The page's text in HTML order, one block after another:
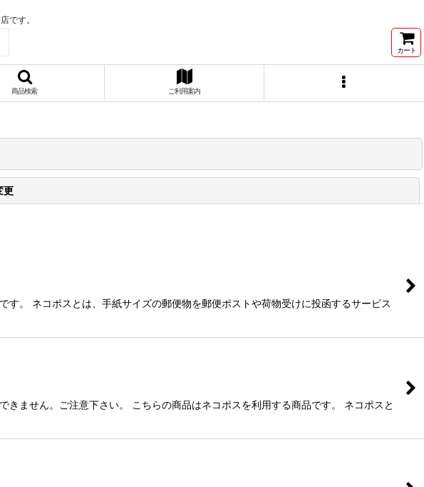
です。
カート
商品検索 ご利用案内
更
。 ネコポスとは、手紙サイズの郵便物を郵便ポストや荷物受けに投函するサービス
ません。ご注意下さい。 こちらの商品はネコポスを利用する商品です。 ネコポスと